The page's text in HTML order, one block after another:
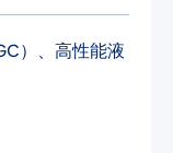
）、高性能液